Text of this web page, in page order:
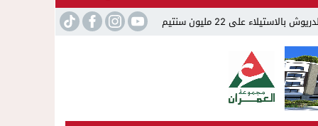
22:45 جمعية الجالية للنقل الدولي تخلد عيد العرش